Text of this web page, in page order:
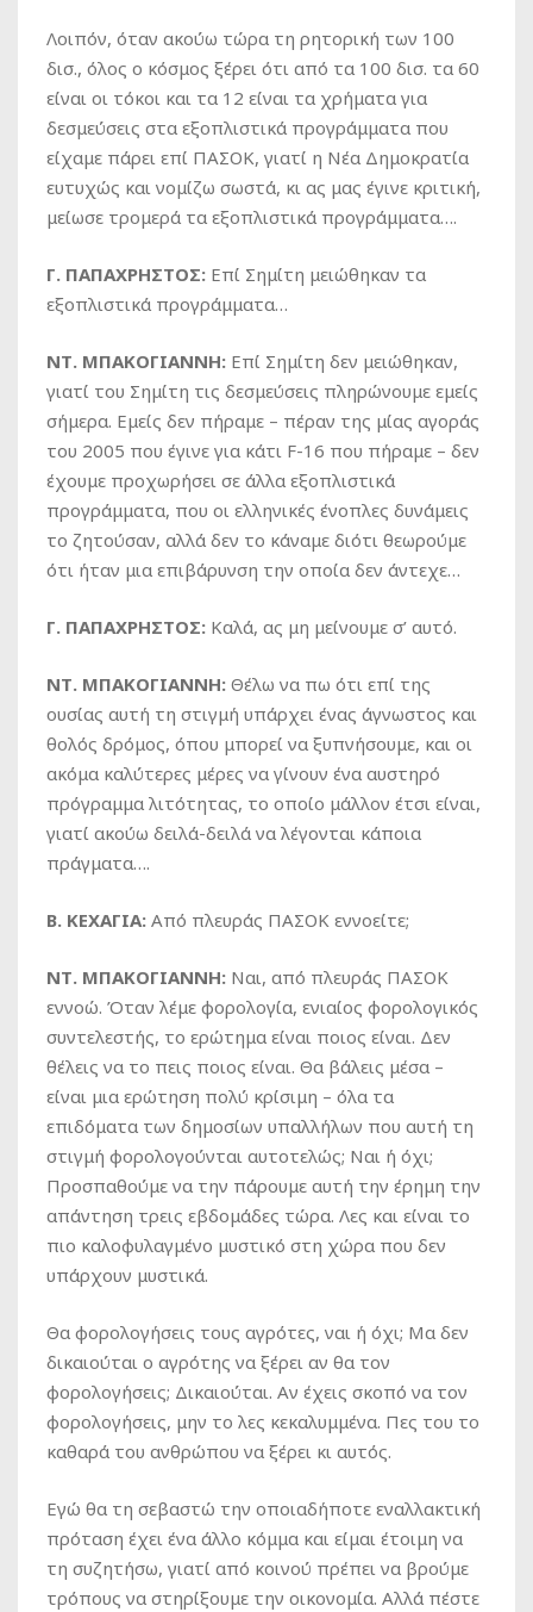
Λοιπόν, όταν ακούω τώρα τη ρητορική των 100
δισ., όλος ο κόσμος ξέρει ότι από τα 100 δισ. τα 60
είναι οι τόκοι και τα 12 είναι τα χρήματα για
δεσμεύσεις στα εξοπλιστικά προγράμματα που
είχαμε πάρει επί ΠΑΣΟΚ, γιατί η Νέα Δημοκρατία
ευτυχώς και νομίζω σωστά, κι ας μας έγινε κριτική,
μείωσε τρομερά τα εξοπλιστικά προγράμματα….
Γ. ΠΑΠΑΧΡΗΣΤΟΣ: Επί Σημίτη μειώθηκαν τα
εξοπλιστικά προγράμματα…
ΝΤ. ΜΠΑΚΟΓΙΑΝΝΗ: Επί Σημίτη δεν μειώθηκαν,
γιατί του Σημίτη τις δεσμεύσεις πληρώνουμε εμείς
σήμερα. Εμείς δεν πήραμε – πέραν της μίας αγοράς
του 2005 που έγινε για κάτι F-16 που πήραμε – δεν
έχουμε προχωρήσει σε άλλα εξοπλιστικά
προγράμματα, που οι ελληνικές ένοπλες δυνάμεις
το ζητούσαν, αλλά δεν το κάναμε διότι θεωρούμε
ότι ήταν μια επιβάρυνση την οποία δεν άντεχε…
Γ. ΠΑΠΑΧΡΗΣΤΟΣ: Καλά, ας μη μείνουμε σ’ αυτό.
ΝΤ. ΜΠΑΚΟΓΙΑΝΝΗ: Θέλω να πω ότι επί της
ουσίας αυτή τη στιγμή υπάρχει ένας άγνωστος και
θολός δρόμος, όπου μπορεί να ξυπνήσουμε, και οι
ακόμα καλύτερες μέρες να γίνουν ένα αυστηρό
πρόγραμμα λιτότητας, το οποίο μάλλον έτσι είναι,
γιατί ακούω δειλά-δειλά να λέγονται κάποια
πράγματα….
Β. ΚΕΧΑΓΙΑ: Από πλευράς ΠΑΣΟΚ εννοείτε;
ΝΤ. ΜΠΑΚΟΓΙΑΝΝΗ: Ναι, από πλευράς ΠΑΣΟΚ
εννοώ. Όταν λέμε φορολογία, ενιαίος φορολογικός
συντελεστής, το ερώτημα είναι ποιος είναι. Δεν
θέλεις να το πεις ποιος είναι. Θα βάλεις μέσα –
είναι μια ερώτηση πολύ κρίσιμη – όλα τα
επιδόματα των δημοσίων υπαλλήλων που αυτή τη
στιγμή φορολογούνται αυτοτελώς; Ναι ή όχι;
Προσπαθούμε να την πάρουμε αυτή την έρημη την
απάντηση τρεις εβδομάδες τώρα. Λες και είναι το
πιο καλοφυλαγμένο μυστικό στη χώρα που δεν
υπάρχουν μυστικά.
Θα φορολογήσεις τους αγρότες, ναι ή όχι; Μα δεν
δικαιούται ο αγρότης να ξέρει αν θα τον
φορολογήσεις; Δικαιούται. Αν έχεις σκοπό να τον
φορολογήσεις, μην το λες κεκαλυμμένα. Πες του το
καθαρά του ανθρώπου να ξέρει κι αυτός.
Εγώ θα τη σεβαστώ την οποιαδήποτε εναλλακτική
πρόταση έχει ένα άλλο κόμμα και είμαι έτοιμη να
τη συζητήσω, γιατί από κοινού πρέπει να βρούμε
τρόπους να στηρίξουμε την οικονομία. Αλλά πέστε